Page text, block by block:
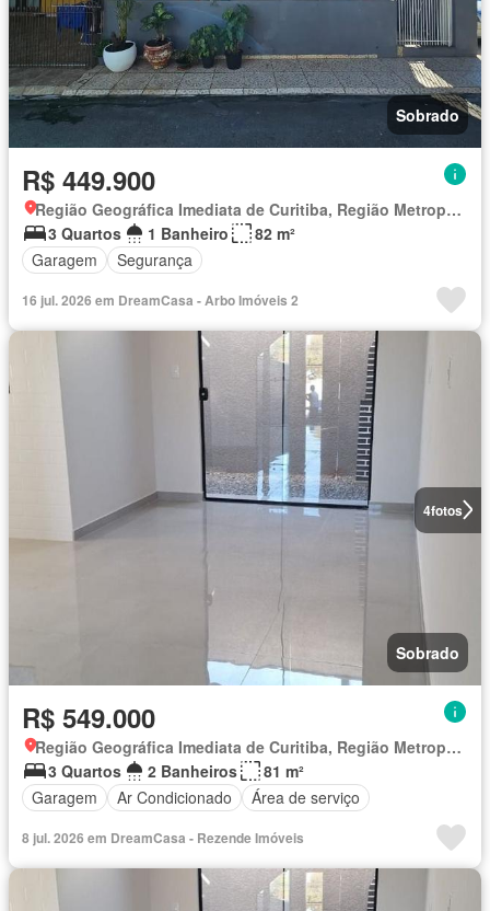
Sobrado
R$ 449.900
Região Geográfica Imediata de Curitiba, Região Metropolitana de Curitiba
3 Quartos
1 Banheiro
82 m²
Garagem
Segurança
16 jul. 2026 em DreamCasa - Arbo Imóveis 2
4fotos
Sobrado
R$ 549.000
Região Geográfica Imediata de Curitiba, Região Metropolitana de Curitiba
3 Quartos
2 Banheiros
81 m²
Garagem
Ar Condicionado Área de serviço
8 jul. 2026 em DreamCasa - Rezende Imóveis